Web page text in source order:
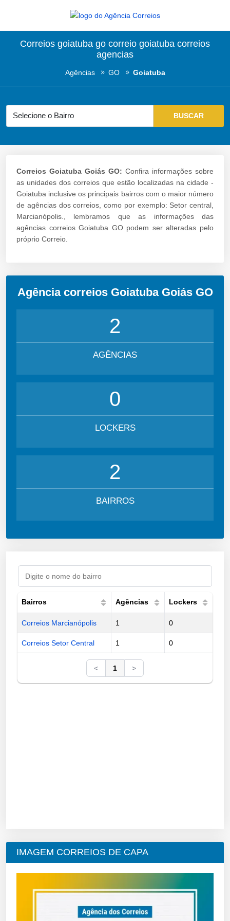
Correios goiatuba go correio goiatuba correios
agencias
Agências GO Goiatuba
Correios Goiatuba Goiás GO: Confira informações sobre
as unidades dos correios que estão localizadas na cidade -
Goiatuba inclusive os principais bairros com o maior número
de agências dos correios, como por exemplo: Setor central,
Marcianópolis., lembramos que as informações das
agências correios Goiatuba GO podem ser alteradas pelo
próprio Correio.
Agência correios Goiatuba Goiás GO
2
AGÊNCIAS
0
LOCKERS
2
BAIRROS
Bairros Agências Lockers
Correios Marcianópolis 1 0
Correios Setor Central 1 0
< 1 >
IMAGEM CORREIOS DE CAPA